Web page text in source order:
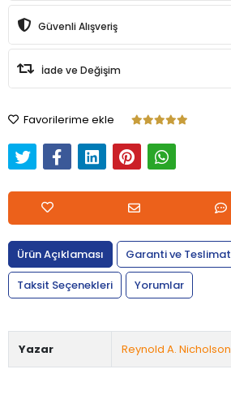
Güvenli Alışveriş
İade ve Değişim
Favorilerime ekle
Ürün Açıklaması
Garanti ve Teslimat
Taksit Seçenekleri
Yorumlar
Yazar Reynold A. Nicholson